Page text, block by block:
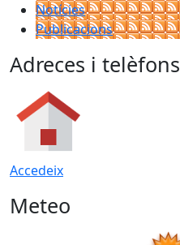
Notícies
Publicacions
Adreces i telèfons
Accedeix
Meteo